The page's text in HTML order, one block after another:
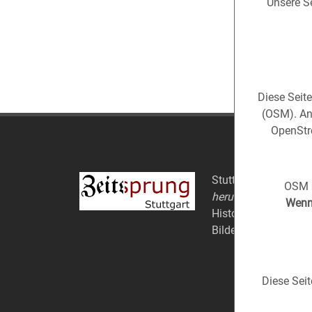
Stuttgart aus der
herum).
Historische Fotos
Bildern.
Diese
(OSM).
Diese